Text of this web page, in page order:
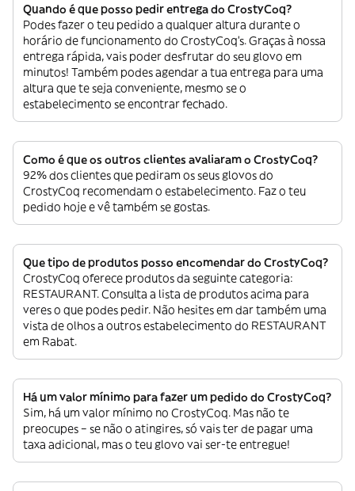
Quando é que posso pedir entrega do CrostyCoq?
Podes fazer o teu pedido a qualquer altura durante o
horário de funcionamento do CrostyCoq’s. Graças à nossa
entrega rápida, vais poder desfrutar do seu glovo em
minutos! Também podes agendar a tua entrega para uma
altura que te seja conveniente, mesmo se o
estabelecimento se encontrar fechado.
Como é que os outros clientes avaliaram o CrostyCoq?
92% dos clientes que pediram os seus glovos do
CrostyCoq recomendam o estabelecimento. Faz o teu
pedido hoje e vê também se gostas.
Que tipo de produtos posso encomendar do CrostyCoq?
CrostyCoq oferece produtos da seguinte categoria:
RESTAURANT. Consulta a lista de produtos acima para
veres o que podes pedir. Não hesites em dar também uma
vista de olhos a outros estabelecimento do RESTAURANT
em Rabat.
Há um valor mínimo para fazer um pedido do CrostyCoq?
Sim, há um valor mínimo no CrostyCoq. Mas não te
preocupes – se não o atingires, só vais ter de pagar uma
taxa adicional, mas o teu glovo vai ser-te entregue!